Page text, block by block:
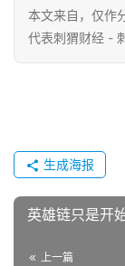
本文来自 ，仅作
代表刺猬财经 -
生成海报
英雄链只是开
上一篇